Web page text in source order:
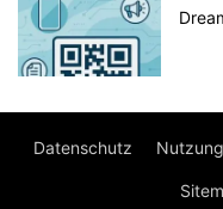
Datenschutz